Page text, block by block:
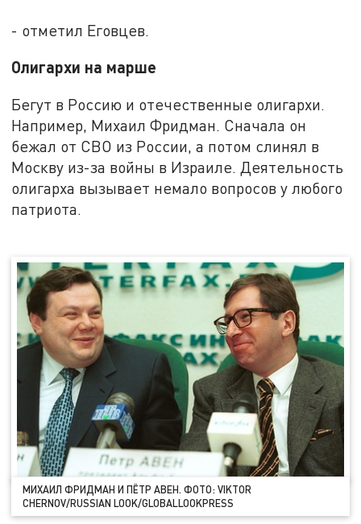
- отметил Еговцев.
Олигархи на марше
Бегут в Россию и отечественные олигархи.
Например, Михаил Фридман. Сначала он
бежал от СВО из России, а потом слинял в
Москву из-за войны в Израиле. Деятельность
олигарха вызывает немало вопросов у любого
патриота.
МИХАИЛ ФРИДМАН И ПЁТР АВЕН. ФОТО: VIKTOR
CHERNOV/RUSSIAN LOOK/GLOBALLOOKPRESS